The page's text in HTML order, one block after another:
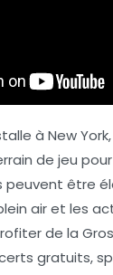
à New York
de jeu
être
air et les
de la
gratuits,